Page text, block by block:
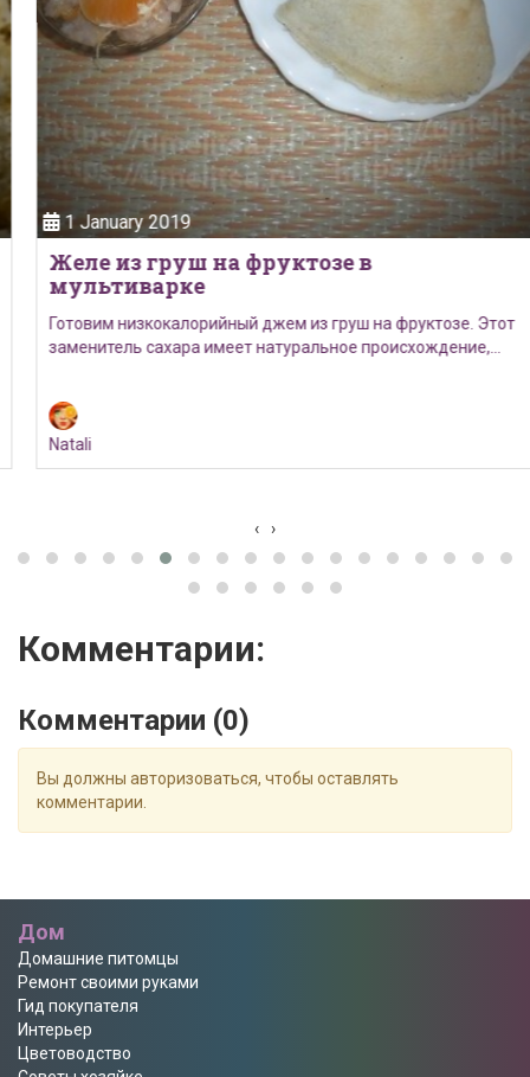
1 January 2019
Желе из груш на фруктозе в
мультиварке
Готовим низкокалорийный джем из груш на фруктозе. Этот
заменитель сахара имеет натуральное происхождение,…
Natali
‹ ›
Комментарии:
Комментарии (0)
Вы должны авторизоваться, чтобы оставлять
комментарии.
Дом
Домашние питомцы
Ремонт своими руками
Гид покупателя
Интерьер
Цветоводство